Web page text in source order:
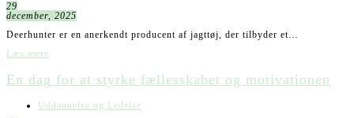
29
december, 2025
Deerhunter er en anerkendt producent af jagttøj, der tilbyder et…
Læs mere
En dag for at styrke fællesskabet og motivationen
Uddannelse og Ledelse